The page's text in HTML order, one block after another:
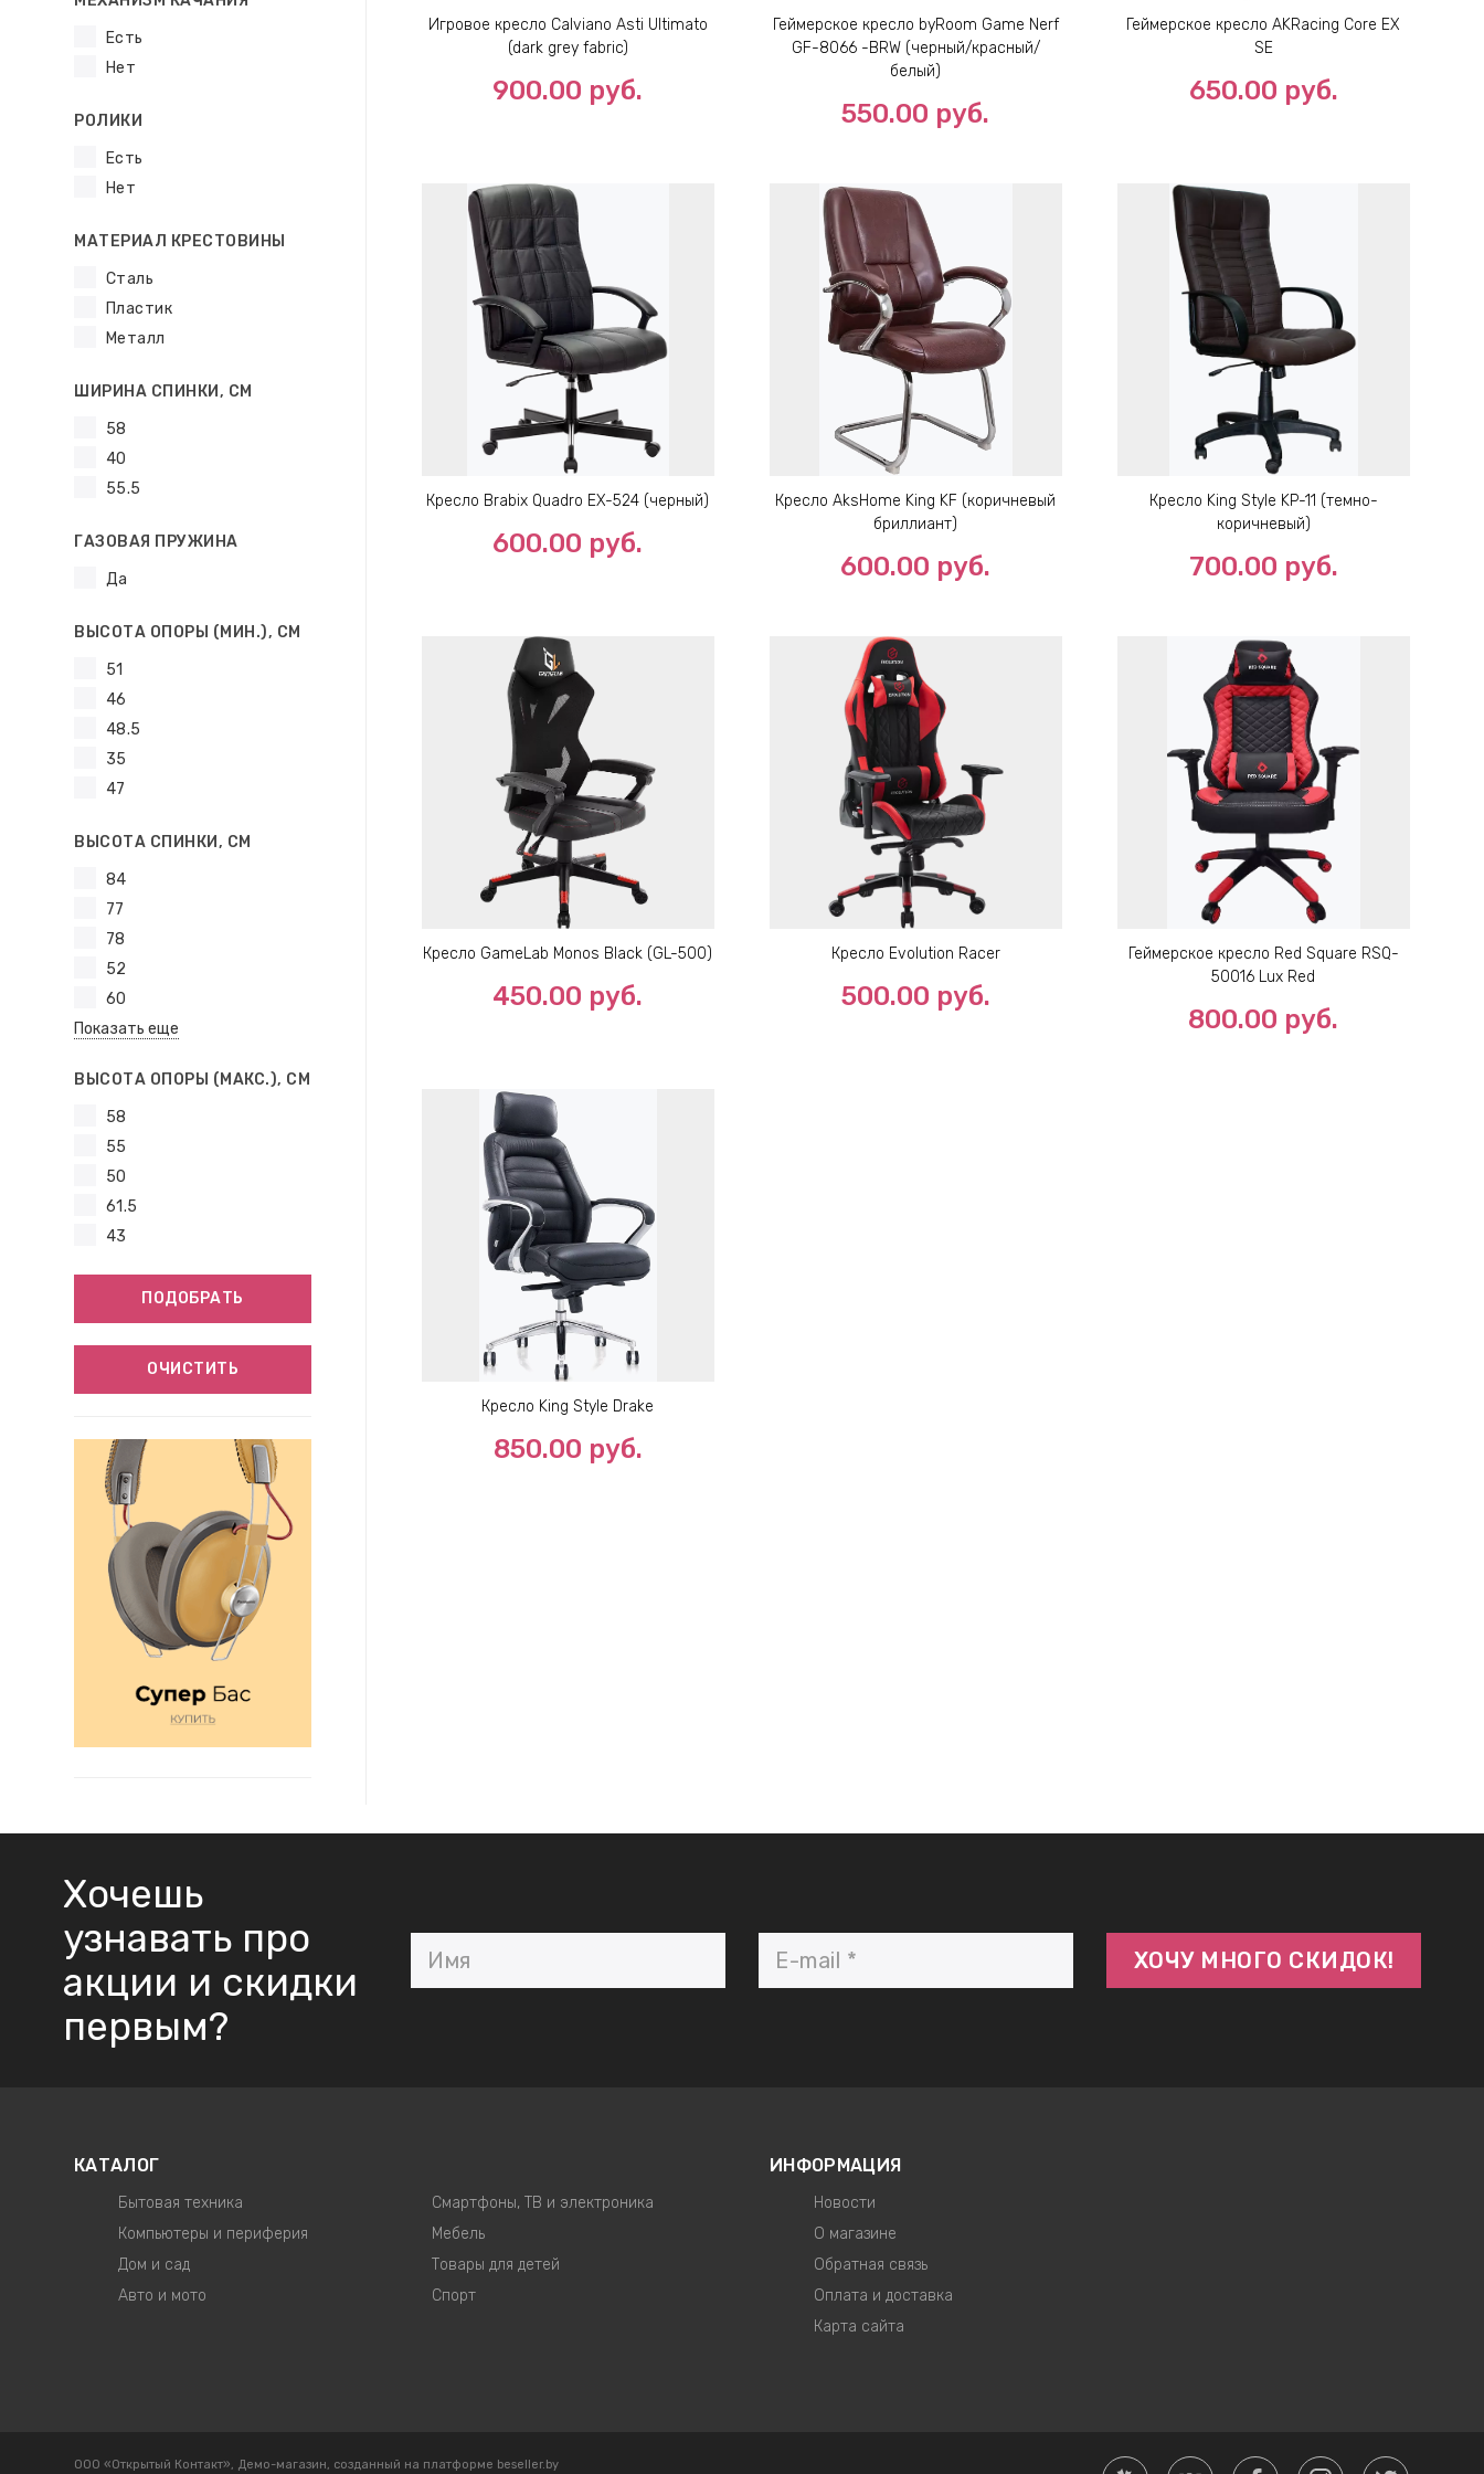
Есть
Нет
РОЛИКИ
Есть
Нет
МАТЕРИАЛ КРЕСТОВИНЫ
Сталь
Пластик
Металл
ШИРИНА СПИНКИ, СМ
58
40
55.5
ГАЗОВАЯ ПРУЖИНА
Да
ВЫСОТА ОПОРЫ (МИН.), СМ
51
46
48.5
35
47
ВЫСОТА СПИНКИ, СМ
84
77
78
52
60
Показать еще
ВЫСОТА ОПОРЫ (МАКС.), СМ
58
55
50
61.5
43
ПОДОБРАТЬ
ОЧИСТИТЬ
Игровое кресло Calviano Asti Ultimato
(dark grey fabric)
900.00 руб.
Геймерское кресло byRoom Game Nerf
GF-8066 -BRW (черный/красный/
белый)
550.00 руб.
Геймерское кресло AKRacing Core EX
SE
650.00 руб.
Кресло Brabix Quadro EX-524 (черный)
600.00 руб.
Кресло AksHome King KF (коричневый
бриллиант)
600.00 руб.
Кресло King Style KP-11 (темно-
коричневый)
700.00 руб.
Кресло GameLab Monos Black (GL-500)
450.00 руб.
Кресло Evolution Racer
500.00 руб.
Геймерское кресло Red Square RSQ-
50016 Lux Red
800.00 руб.
Кресло King Style Drake
850.00 руб.
Хочешь
узнавать про
акции и скидки
первым?
КАТАЛОГ
Бытовая техника
Смартфоны, ТВ и электроника
Компьютеры и периферия
Мебель
Дом и сад
Товары для детей
Авто и мото
Спорт
ИНФОРМАЦИЯ
Новости
О магазине
Обратная связь
Оплата и доставка
Карта сайта
ООО «Открытый Контакт», Демо-магазин, созданный на платформе beseller.by